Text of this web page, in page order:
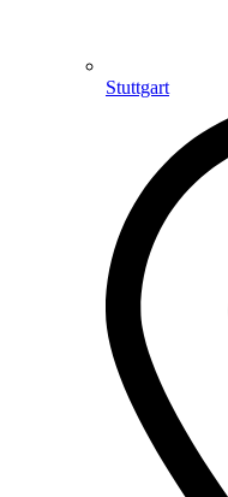
Stuttgart